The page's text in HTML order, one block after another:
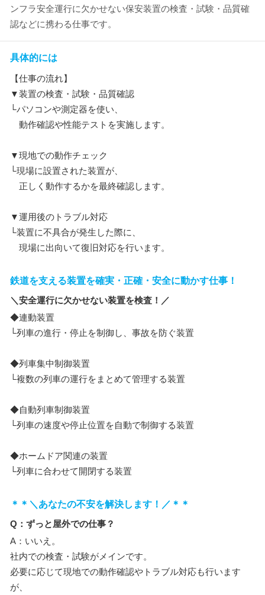
ンフラ安全運行に欠かせない保安装置の検査・試験・品質確
認などに携わる仕事です。
具体的には
【仕事の流れ】
▼装置の検査・試験・品質確認
└パソコンや測定器を使い、
動作確認や性能テストを実施します。
▼現地での動作チェック
└現場に設置された装置が、
正しく動作するかを最終確認します。
▼運用後のトラブル対応
└装置に不具合が発生した際に、
現場に出向いて復旧対応を行います。
鉄道を支える装置を確実・正確・安全に動かす仕事！
＼安全運行に欠かせない装置を検査！／
◆連動装置
└列車の進行・停止を制御し、事故を防ぐ装置
◆列車集中制御装置
└複数の列車の運行をまとめて管理する装置
◆自動列車制御装置
└列車の速度や停止位置を自動で制御する装置
◆ホームドア関連の装置
└列車に合わせて開閉する装置
＊＊＼あなたの不安を解決します！／＊＊
Q：ずっと屋外での仕事？
A：いいえ。
社内での検査・試験がメインです。
必要に応じて現地での動作確認やトラブル対応も行います
が、